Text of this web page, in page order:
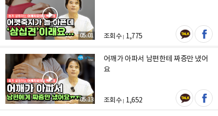
05:01 조회수 1,775
05:13
어깨가 아파서 남편한테 짜증만 냈어
요
조회수 1,652